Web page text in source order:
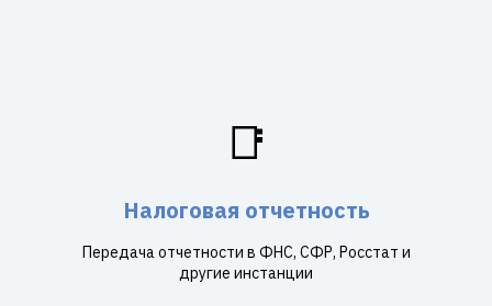
📑
Налоговая отчетность
Передача отчетности в ФНС, СФР, Росстат и
другие инстанции